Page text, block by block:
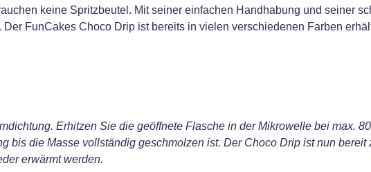
keine Spritzbeutel. Mit seiner einfachen Handhabung und seiner
FunCakes Choco Drip ist bereits in vielen verschiedenen Farben
Erhitzen Sie die geöffnete Flasche in der Mikrowelle bei max.
bis die Masse vollständig geschmolzen ist. Der Choco Drip ist nun
erwärmt werden.